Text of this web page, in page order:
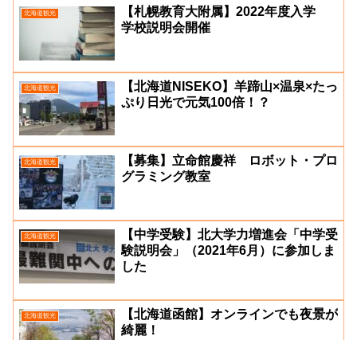
北海道観光
【札幌教育大附属】2022年度入学
学校説明会開催
北海道観光
【北海道NISEKO】羊蹄山×温泉×たっ
ぷり日光で元気100倍！？
北海道観光
【募集】立命館慶祥 ロボット・プロ
グラミング教室
北海道観光
【中学受験】北大学力増進会「中学受
験説明会」（2021年6月）に参加しま
した
北海道観光
【北海道函館】オンラインでも夜景が
綺麗！